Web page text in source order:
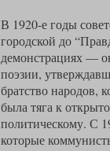
В 1920-е годы
городской до
демонстрациях —
поэзии,
братство народов,
была тяга к
политическому. С
которые